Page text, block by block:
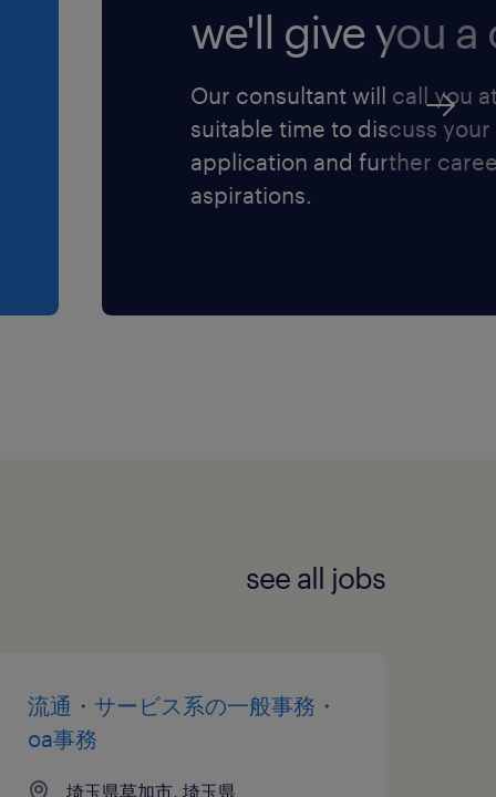
we'll give you a
Our consultant will call you
suitable time to discuss your
application and further
aspirations.
see all jobs
流通・サービス系の一般事務・
oa事務
埼玉県草加市, 埼玉県